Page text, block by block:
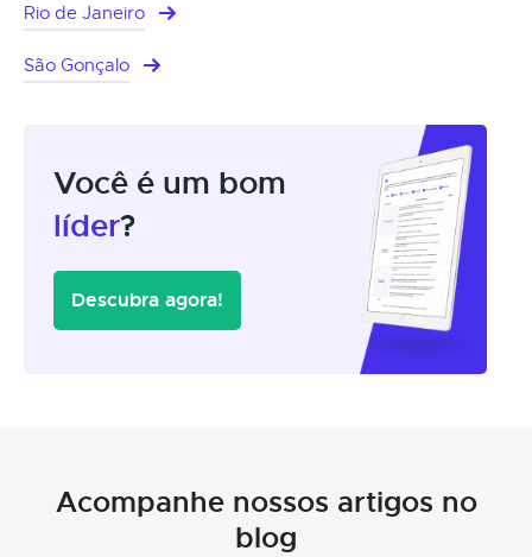
Rio de Janeiro
São Gonçalo
Você é um bom
líder?
Descubra agora!
Acompanhe nossos artigos no
blog